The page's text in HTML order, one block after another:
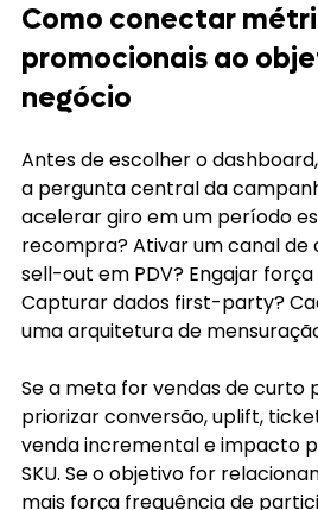
Como conectar
promocionais ao
negócio
Antes de escolher o
a pergunta central da
acelerar giro em um período
recompra? Ativar um canal de
sell-out em PDV? Engajar
Capturar dados first-party?
uma arquitetura de
Se a meta for vendas de curto
priorizar conversão, uplift,
venda incremental e impacto
SKU. Se o objetivo for
mais força frequência de